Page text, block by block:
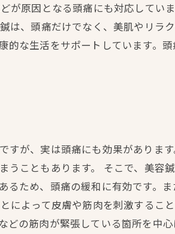
が原因となる頭痛にも対応してい
は、頭痛だけでなく、美肌やリラ
的な生活をサポートしています。
すが、実は頭痛にも効果がありま
こともあります。 そこで、美容
ため、頭痛の緩和に有効です。
によって皮膚や筋肉を刺激するこ
どの筋肉が緊張している箇所を中